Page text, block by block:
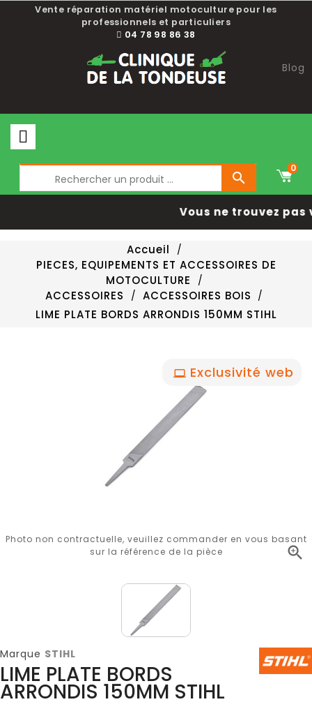
Vente réparation matériel motoculture pour les
professionnels et particuliers
04 78 98 86 38
Blog

0
Vous ne trouvez pas
Accueil
PIECES, EQUIPEMENTS ET ACCESSOIRES DE
MOTOCULTURE
ACCESSOIRES
ACCESSOIRES BOIS
LIME PLATE BORDS ARRONDIS 150MM STIHL
Exclusivité web

Photo non contractuelle, veuillez commander en vous basant
sur la référence de la pièce
Marque STIHL
LIME PLATE BORDS
ARRONDIS 150MM STIHL